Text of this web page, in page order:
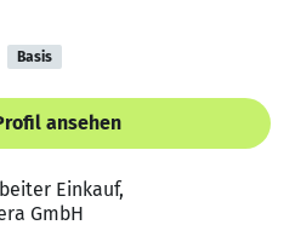
Basis
ansehen
Einkauf,
GmbH